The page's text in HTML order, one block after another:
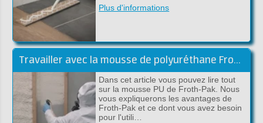
Plus d'informations
Travailler avec la mousse de polyuréthane Froth-Pak - Conseils et astuces
Dans cet article vous pouvez lire tout
sur la mousse PU de Froth-Pak. Nous
vous expliquerons les avantages de
Froth-Pak et ce dont vous avez besoin
pour l'utili…